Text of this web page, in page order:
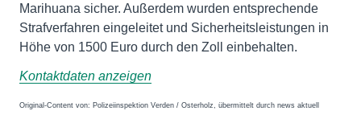
Marihuana sicher. Außerdem wurden entsprechende
Strafverfahren eingeleitet und Sicherheitsleistungen in
Höhe von 1500 Euro durch den Zoll einbehalten.
Kontaktdaten anzeigen
Original-Content von: Polizeiinspektion Verden / Osterholz, übermittelt durch news aktuell